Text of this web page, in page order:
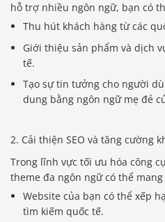
hỗ trợ nhiều ngôn ngữ, bạn có
Thu hút khách hàng từ các
Giới thiệu sản phẩm và dịch
tế.
Tạo sự tin tưởng cho người
dung bằng ngôn ngữ mẹ đẻ
2. Cải thiện SEO và tăng cường
Trong lĩnh vực tối ưu hóa công
theme đa ngôn ngữ có thể
Website của bạn có thể xếp
tìm kiếm quốc tế.